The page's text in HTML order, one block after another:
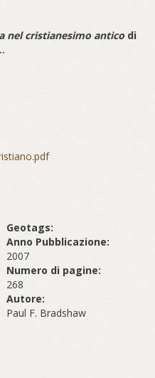
nel cristianesimo antico di
Geotags:
Anno Pubblicazione:
2007
Numero di pagine:
268
Autore:
Paul F. Bradshaw